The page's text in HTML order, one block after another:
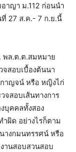
าญา ม.112 ก่อนนำ
ที่ 27 ส.ค.- 7 ก.ย.นี้
พล.ต.ต.สมหมาย
จสอบเบื้องต้นนา
าญจน์ หรือ หญิงไก่
จสอบเส้นทางการ
บุคคลทั้งสอง
ผิด อย่างไรก็ตาม
างกมนทรรศน์ หรือ
านสอบสวนสอบ